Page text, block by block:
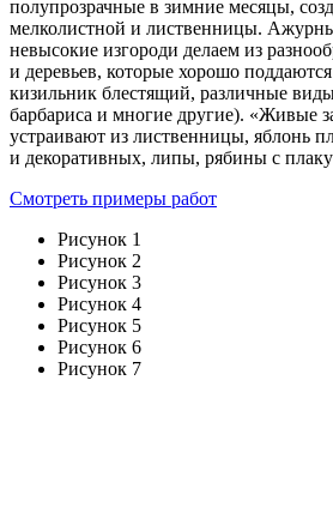
полупрозрачные в зимние месяцы,
мелколистной и лиственницы.
невысокие изгороди делаем из
и деревьев, которые хорошо
кизильник блестящий, различные
барбариса и многие другие). «Живые
устраивают из лиственницы, яблонь
и декоративных, липы, рябины с
Смотреть примеры работ
Рисунок 1
Рисунок 2
Рисунок 3
Рисунок 4
Рисунок 5
Рисунок 6
Рисунок 7